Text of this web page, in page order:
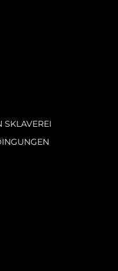
SKLAVEREI